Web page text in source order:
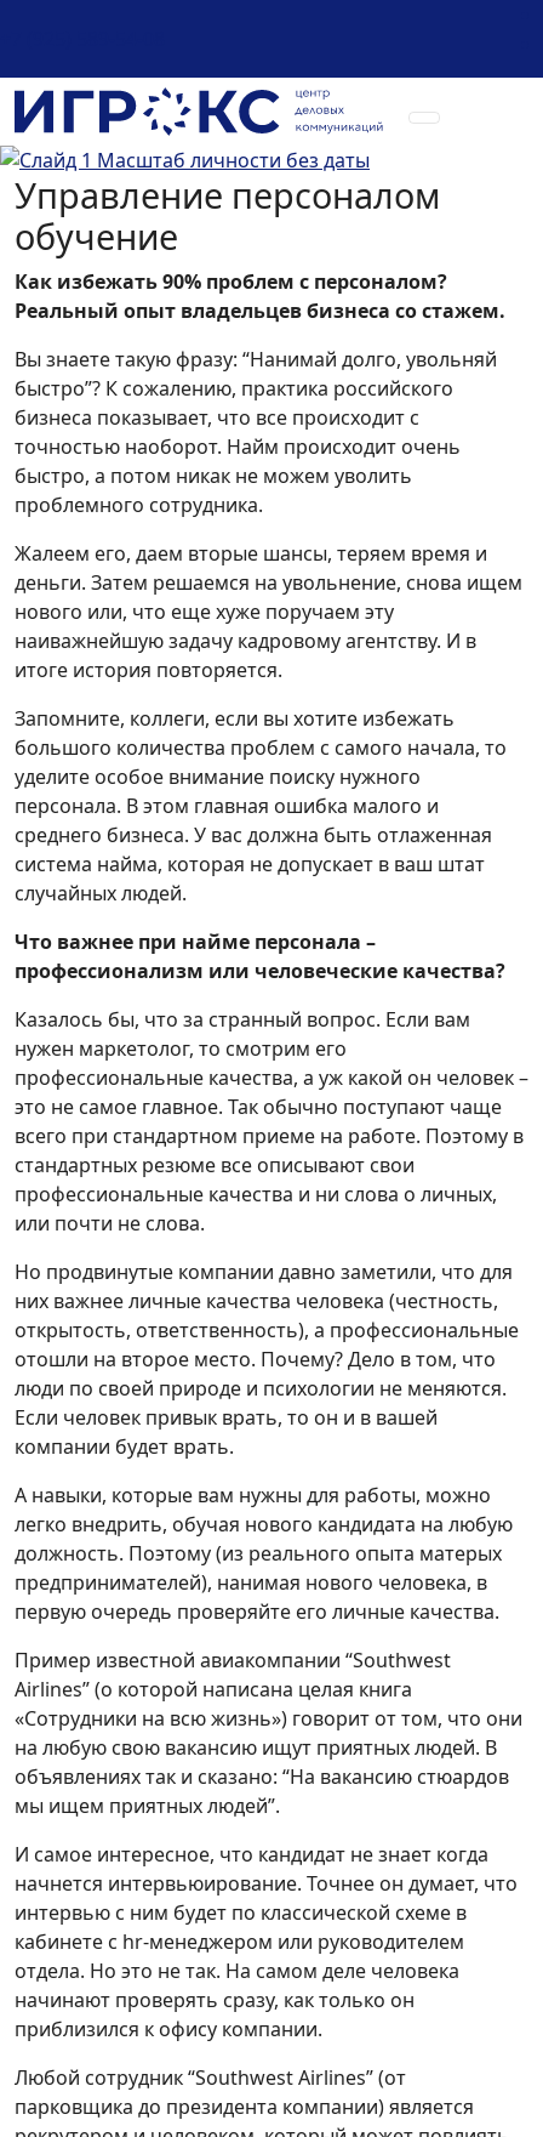
Управление персоналом
обучение
Как избежать 90% проблем с персоналом?
Реальный опыт владельцев бизнеса со стажем.
Вы знаете такую фразу: “Нанимай долго, увольняй
быстро”? К сожалению, практика российского
бизнеса показывает, что все происходит с
точностью наоборот. Найм происходит очень
быстро, а потом никак не можем уволить
проблемного сотрудника.
Жалеем его, даем вторые шансы, теряем время и
деньги. Затем решаемся на увольнение, снова ищем
нового или, что еще хуже поручаем эту
наиважнейшую задачу кадровому агентству. И в
итоге история повторяется.
Запомните, коллеги, если вы хотите избежать
большого количества проблем с самого начала, то
уделите особое внимание поиску нужного
персонала. В этом главная ошибка малого и
среднего бизнеса. У вас должна быть отлаженная
система найма, которая не допускает в ваш штат
случайных людей.
Что важнее при найме персонала –
профессионализм или человеческие качества?
Казалось бы, что за странный вопрос. Если вам
нужен маркетолог, то смотрим его
профессиональные качества, а уж какой он человек –
это не самое главное. Так обычно поступают чаще
всего при стандартном приеме на работе. Поэтому в
стандартных резюме все описывают свои
профессиональные качества и ни слова о личных,
или почти не слова.
Но продвинутые компании давно заметили, что для
них важнее личные качества человека (честность,
открытость, ответственность), а профессиональные
отошли на второе место. Почему? Дело в том, что
люди по своей природе и психологии не меняются.
Если человек привык врать, то он и в вашей
компании будет врать.
А навыки, которые вам нужны для работы, можно
легко внедрить, обучая нового кандидата на любую
должность. Поэтому (из реального опыта матерых
предпринимателей), нанимая нового человека, в
первую очередь проверяйте его личные качества.
Пример известной авиакомпании “Southwest
Airlines” (о которой написана целая книга
«Сотрудники на всю жизнь») говорит от том, что они
на любую свою вакансию ищут приятных людей. В
объявлениях так и сказано: “На вакансию стюардов
мы ищем приятных людей”.
И самое интересное, что кандидат не знает когда
начнется интервьюирование. Точнее он думает, что
интервью с ним будет по классической схеме в
кабинете с hr-менеджером или руководителем
отдела. Но это не так. На самом деле человека
начинают проверять сразу, как только он
приблизился к офису компании.
Любой сотрудник “Southwest Airlines” (от
парковщика до президента компании) является